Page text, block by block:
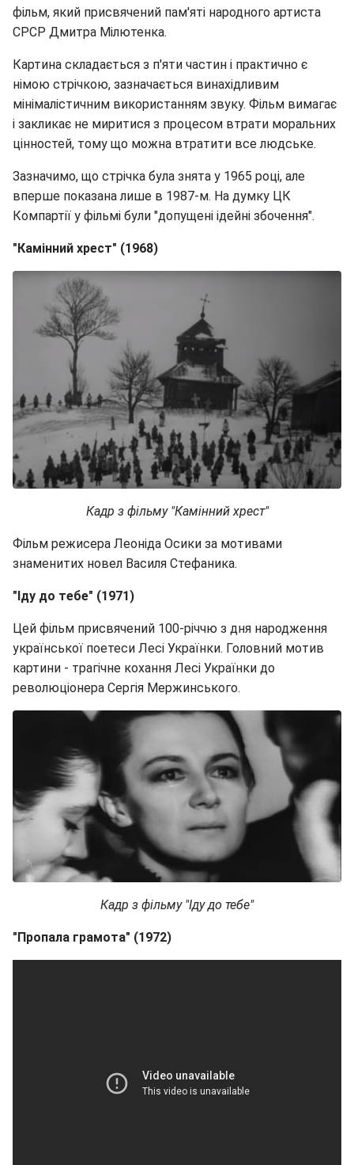
фільм, який присвячений пам'яті народного артиста
СРСР Дмитра Мілютенка.
Картина складається з п'яти частин і практично є
німою стрічкою, зазначається винахідливим
мінімалістичним використанням звуку. Фільм вимагає
і закликає не миритися з процесом втрати моральних
цінностей, тому що можна втратити все людське.
Зазначимо, що стрічка була знята у 1965 році, але
вперше показана лише в 1987-м. На думку ЦК
Компартії у фільмі були "допущені ідейні збочення".
"Камінний хрест" (1968)
Кадр з фільму "Камінний хрест"
Фільм режисера Леоніда Осики за мотивами
знаменитих новел Василя Стефаника.
"Іду до тебе" (1971)
Цей фільм присвячений 100-річчю з дня народження
української поетеси Лесі Українки. Головний мотив
картини - трагічне кохання Лесі Українки до
революціонера Сергія Мержинського.
Кадр з фільму "Іду до тебе"
"Пропала грамота" (1972)